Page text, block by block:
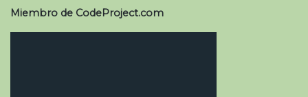
Miembro de CodeProject.com